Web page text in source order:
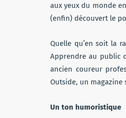
aux yeux du monde
(enfin) découvert le
Quelle qu’en soit la
Apprendre au public
ancien coureur
Outside, un magazine
Un ton humoristique